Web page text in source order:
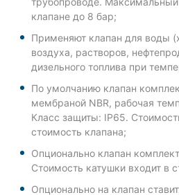
клапане до 8 бар;
Применяют клапан для воды
воздуха, растворов,
дизельного топлива при
По умолчанию клапан
мембраной NBR, рабочая
Класс защиты: IP65.
стоимость клапана;
Опционально клапан
Стоимость катушки входит в
Опционально на клапан